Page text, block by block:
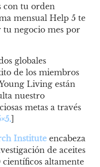
con tu orden
mensual Help 5 te
negocio mes por
globales
de los miembros
Living están
nuestro
metas a través
.]
Institute encabeza
de aceites
científicos altamente